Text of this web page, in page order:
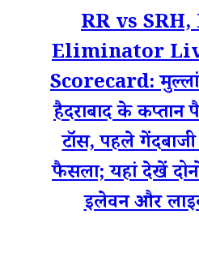
RR vs
Eliminator
Scorecard:
हैदराबाद के कप्तान
टॉस, पहले
फैसला; यहां देखें
इलेवन और